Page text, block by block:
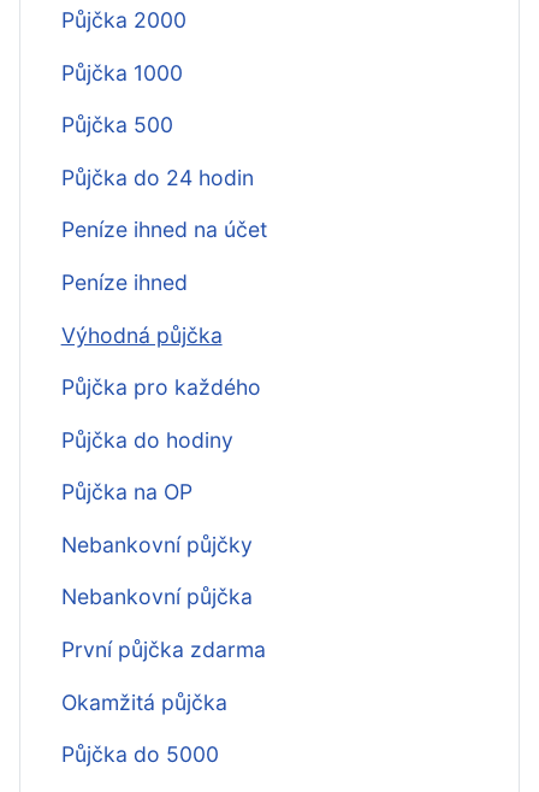
Půjčka 2000
Půjčka 1000
Půjčka 500
Půjčka do 24 hodin
Peníze ihned na účet
Peníze ihned
Výhodná půjčka
Půjčka pro každého
Půjčka do hodiny
Půjčka na OP
Nebankovní půjčky
Nebankovní půjčka
První půjčka zdarma
Okamžitá půjčka
Půjčka do 5000